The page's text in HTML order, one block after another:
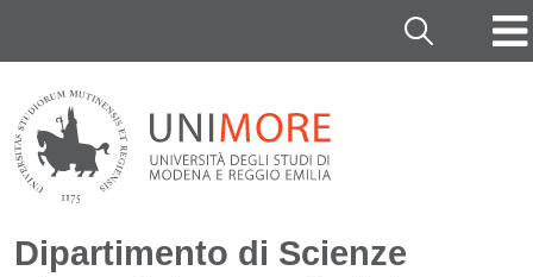
Cerca
Dipartimento di Scienze